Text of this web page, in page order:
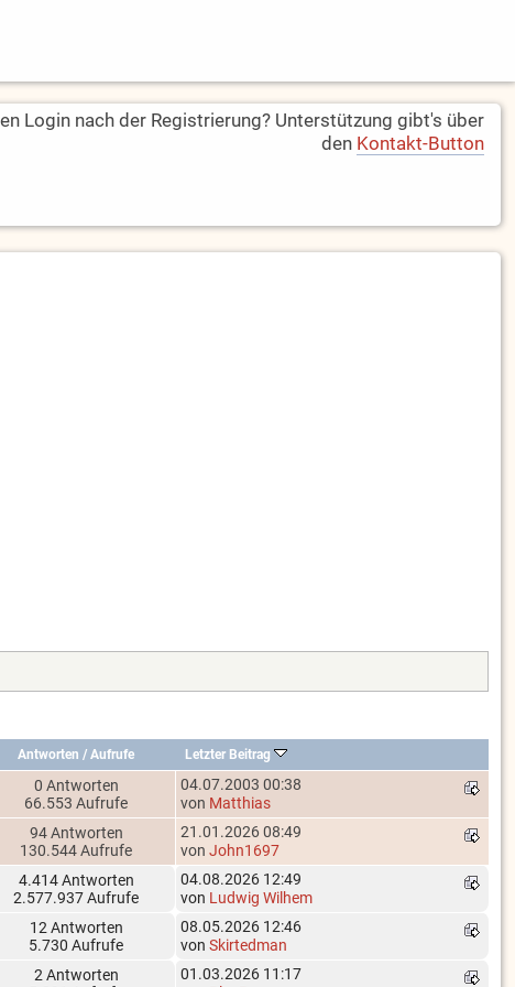
Login nach der Registrierung? Unterstützung gibt's über
den Kontakt-Button
Antworten / Aufrufe Letzter Beitrag
0 Antworten
66.553 Aufrufe
04.07.2003 00:38
von Matthias
94 Antworten
130.544 Aufrufe
21.01.2026 08:49
vonJohn1697
4.414 Antworten
2.577.937 Aufrufe
04.08.2026 12:49
von Ludwig Wilhem
12 Antworten
5.730 Aufrufe
08.05.2026 12:46
vonSkirtedman
2 Antworten
01.03.2026 11:17